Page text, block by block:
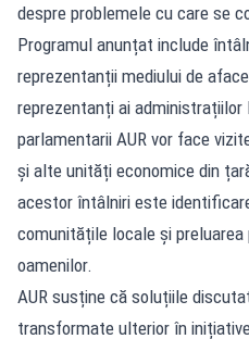
despre problemele cu care se
Programul anunțat include
reprezentanții mediului de
reprezentanți ai administrațiilor
parlamentarii AUR vor face
și alte unități economice din
acestor întâlniri este
comunitățile locale și
oamenilor.
AUR susține că soluțiile
transformate ulterior în